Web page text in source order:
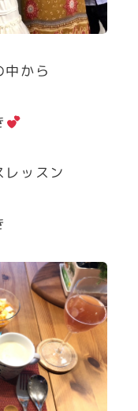
から
レッスン